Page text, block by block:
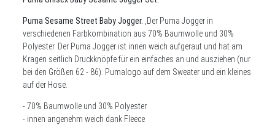
Puma Sesame Street Baby Jogger.
,Der Puma Jogger in
verschiedenen Farbkombination aus 70% Baumwolle und 30%
Polyester. Der Puma Jogger ist innen weich aufgeraut und hat am
Kragen seitlich Druckknöpfe für ein einfaches an und ausziehen (nur
bei den Größen 62 - 86). Pumalogo auf dem Sweater und ein kleines
auf der Hose.
- 70% Baumwolle und 30% Polyester
- innen angenehm weich dank Fleece